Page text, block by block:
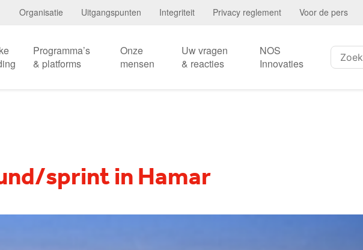
Organisatie Uitgangspunten Integriteit Privacy reglement Voor de pers
Programma’s
& platforms
Onze
mensen
Uw vragen
& reacties
NOS
Innovaties
Zoeken:
sprint in Hamar